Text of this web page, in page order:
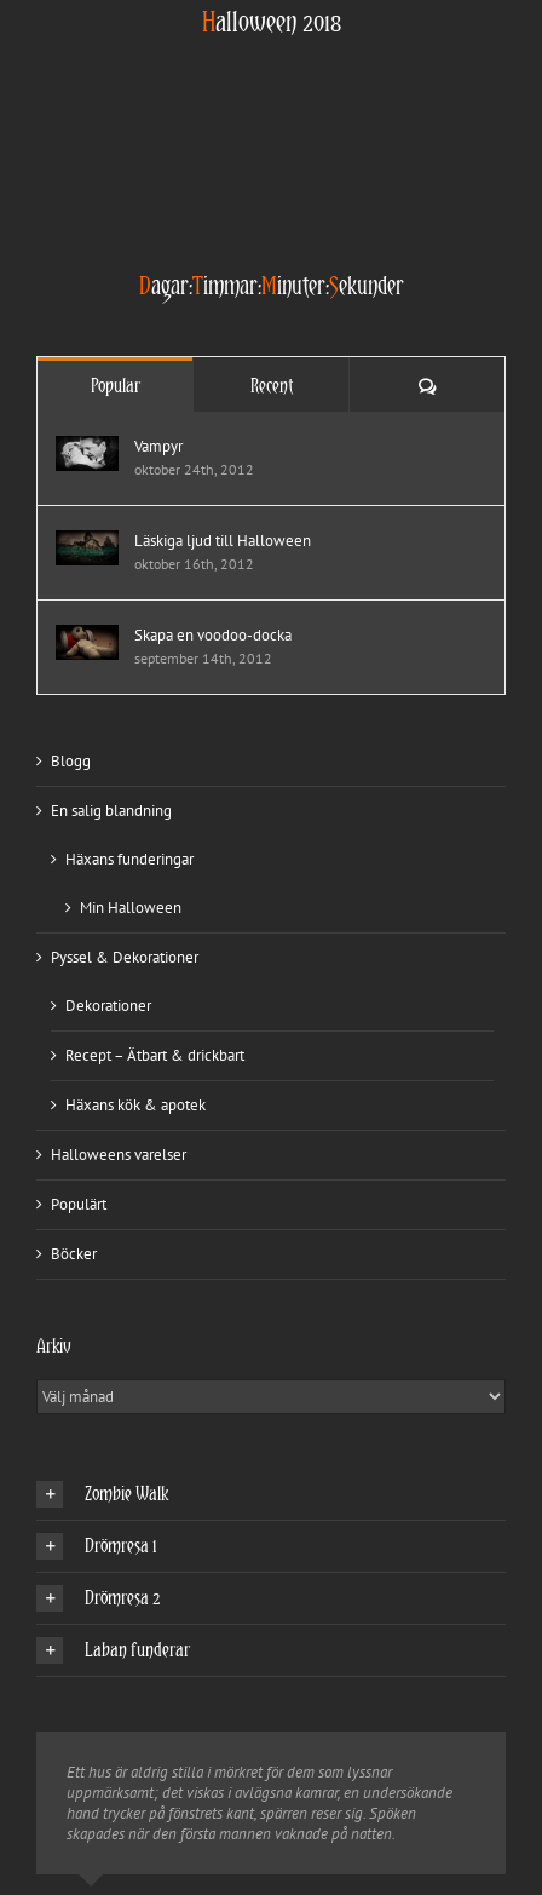
Halloween 2018
Dagar:Timmar:Minuter:Sekunder
Popular Recent Comments
Vampyr
oktober 24th, 2012
Läskiga ljud till Halloween
oktober 16th, 2012
Skapa en voodoo-docka
september 14th, 2012
Blogg
En salig blandning
Häxans funderingar
Min Halloween
Pyssel & Dekorationer
Dekorationer
Recept – Ätbart & drickbart
Häxans kök & apotek
Halloweens varelser
Populärt
Böcker
Arkiv
Arkiv
Zombie Walk
Drömresa 1
Drömresa 2
Laban funderar
Ett hus är aldrig stilla i mörkret för dem som lyssnar
uppmärksamt; det viskas i avlägsna kamrar, en undersökande
hand trycker på fönstrets kant, spärren reser sig. Spöken
skapades när den första mannen vaknade på natten.